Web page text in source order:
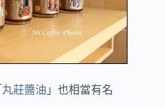
丸莊醬油 」也相當有名